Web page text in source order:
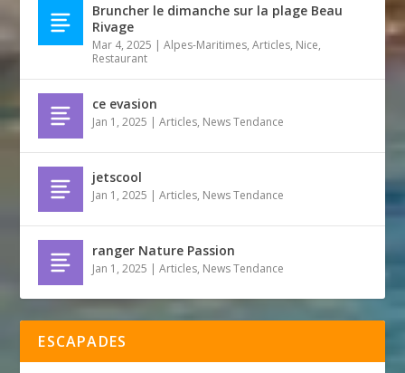
Bruncher le dimanche sur la plage Beau
Rivage
Mar 4, 2025 |Alpes-Maritimes,Articles, Nice,
Restaurant
ce evasion
Jan 1, 2025 |Articles, News Tendance
jetscool
Jan 1, 2025 |Articles, News Tendance
ranger Nature Passion
Jan 1, 2025 |Articles, News Tendance
ESCAPADES